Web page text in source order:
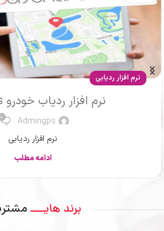
مقالات
ردیاب ماشین یا جی پی
Mr .Ahmadi
ردیاب یا جی پی اس
ادامه مطلب
برند هایــــ